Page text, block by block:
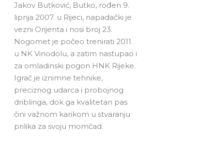
Jakov Butković, Butko, rođen 9.
lipnja 2007. u Rijeci, napadački je
vezni Orijenta i nosi broj 23.
Nogomet je počeo trenirati 2011.
u NK Vinodolu, a zatim nastupao i
za omladinski pogon HNK Rijeke.
Igrač je iznimne tehnike,
preciznog udarca i probojnog
driblinga, dok ga kvalitetan pas
čini važnom karikom u stvaranju
prilika za svoju momčad.